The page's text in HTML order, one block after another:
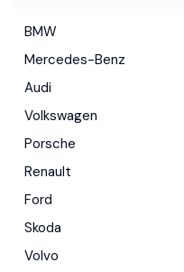
BMW
Mercedes-Benz
Audi
Volkswagen
Porsche
Renault
Ford
Skoda
Volvo